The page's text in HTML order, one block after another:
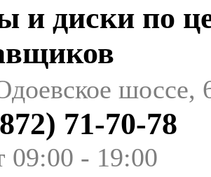
диски по
шоссе,
71-70-78
- 19:00